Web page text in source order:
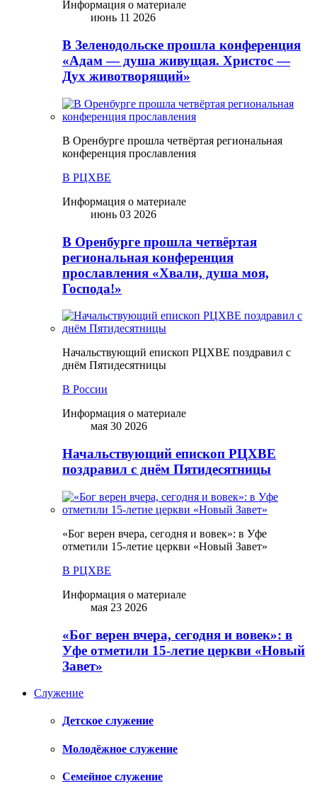
Информация о материале
июнь 11 2026
В Зеленодольске прошла конференция
«Адам — душа живущая. Христос —
Дух животворящий»
В Оренбурге прошла четвёртая региональная
конференция прославления
В РЦХВЕ
Информация о материале
июнь 03 2026
В Оренбурге прошла четвёртая
региональная конференция
прославления «Хвали, душа моя,
Господа!»
Начальствующий епископ РЦХВЕ поздравил с
днём Пятидесятницы
В России
Информация о материале
мая 30 2026
Начальствующий епископ РЦХВЕ
поздравил с днём Пятидесятницы
«Бог верен вчера, сегодня и вовек»: в Уфе
отметили 15-летие церкви «Новый Завет»
В РЦХВЕ
Информация о материале
мая 23 2026
«Бог верен вчера, сегодня и вовек»: в
Уфе отметили 15-летие церкви «Новый
Завет»
Служение
Детское служение
Молодёжное служение
Семейное служение